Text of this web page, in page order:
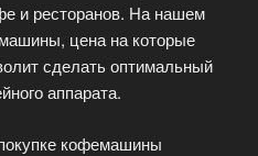
и ресторанов. На нашем
цена на которые
сделать оптимальный
аппарата.
кофемашины